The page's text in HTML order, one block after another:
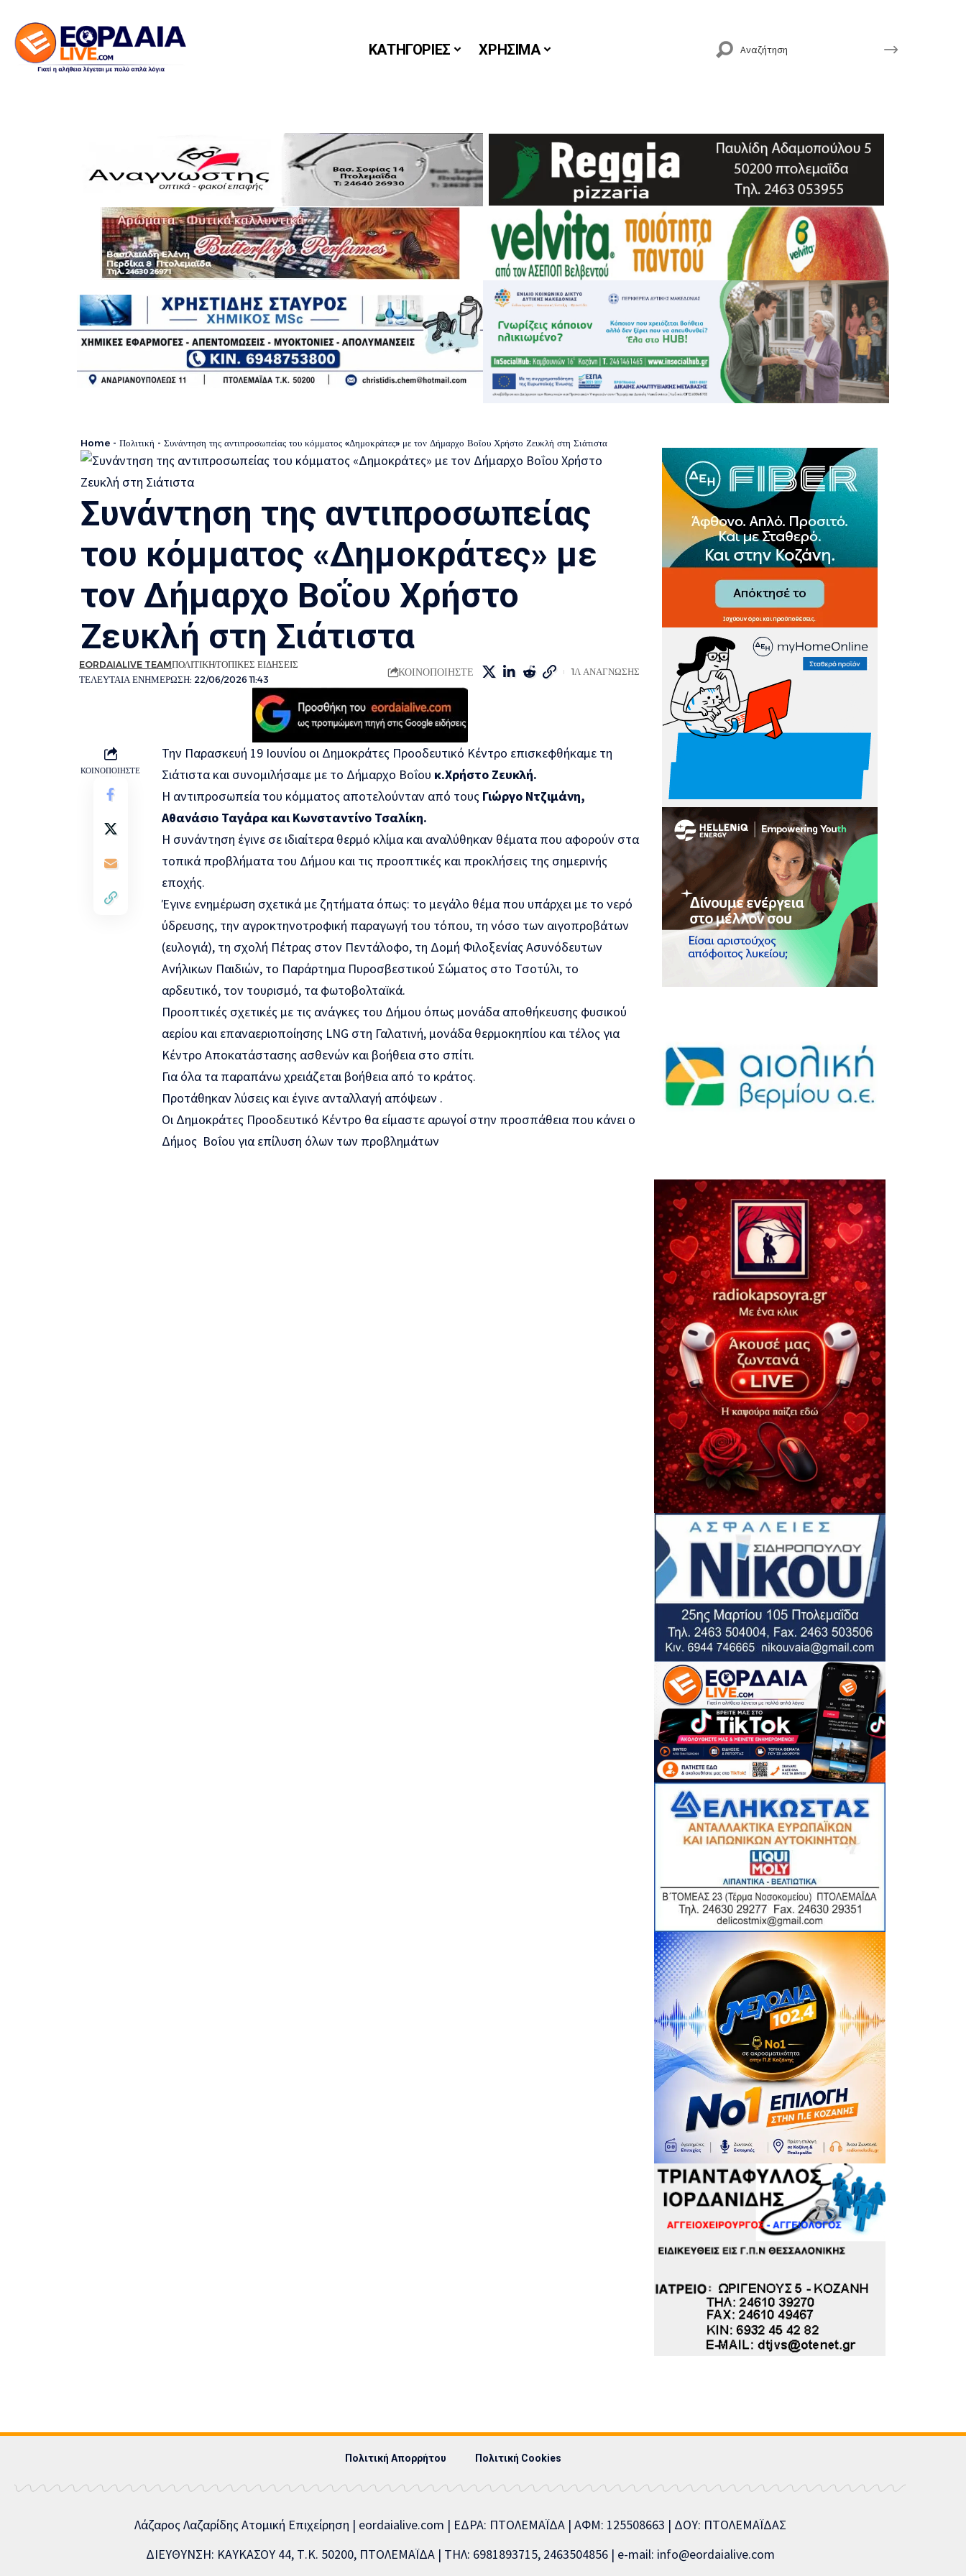
ΚΑΤΗΓΟΡΙΕΣ ΧΡΗΣΙΜΑ
Home - Πολιτική - Συνάντηση της αντιπροσωπείας του κόμματος «Δημοκράτες» με τον Δήμαρχο Βοΐου Χρήστο Ζευκλή στη Σιάτιστα
Συνάντηση της αντιπροσωπείας
του κόμματος «Δημοκράτες» με
τον Δήμαρχο Βοΐου Χρήστο
Ζευκλή στη Σιάτιστα
ΤΕΛΕΥΤΑΙΑ ΕΝΗΜΕΡΩΣΗ: 22/06/2026 11:43
EORDAIALIVE TEAMΠΟΛΙΤΙΚΗΤΟΠΙΚΕΣ ΕΙΔΗΣΕΙΣ
ΚΟΙΝΟΠΟΙΗΣΤΕ 1Λ ΑΝΑΓΝΩΣΗΣ
ΚΟΙΝΟΠΟΙΗΣΤΕ
Την Παρασκευή 19 Ιουνίου οι Δημοκράτες Προοδευτικό Κέντρο επισκεφθήκαμε τη
Σιάτιστα και συνομιλήσαμε με το Δήμαρχο Βοΐου κ.Χρήστο Ζευκλή.
Η αντιπροσωπεία του κόμματος αποτελούνταν από τους Γιώργο Ντζιμάνη,
Αθανάσιο Ταγάρα και Κωνσταντίνο Τσαλίκη.
Η συνάντηση έγινε σε ιδιαίτερα θερμό κλίμα και αναλύθηκαν θέματα που αφορούν στα
τοπικά προβλήματα του Δήμου και τις προοπτικές και προκλήσεις της σημερινής
εποχής.
Έγινε ενημέρωση σχετικά με ζητήματα όπως: το μεγάλο θέμα που υπάρχει με το νερό
ύδρευσης, την αγροκτηνοτροφική παραγωγή του τόπου, τη νόσο των αιγοπροβάτων
(ευλογιά), τη σχολή Πέτρας στον Πεντάλοφο, τη Δομή Φιλοξενίας Ασυνόδευτων
Ανήλικων Παιδιών, το Παράρτημα Πυροσβεστικού Σώματος στο Τσοτύλι, το
αρδευτικό, τον τουρισμό, τα φωτοβολταϊκά.
Προοπτικές σχετικές με τις ανάγκες του Δήμου όπως μονάδα αποθήκευσης φυσικού
αερίου και επαναεριοποίησης LNG στη Γαλατινή, μονάδα θερμοκηπίου και τέλος για
Κέντρο Αποκατάστασης ασθενών και βοήθεια στο σπίτι.
Για όλα τα παραπάνω χρειάζεται βοήθεια από το κράτος.
Προτάθηκαν λύσεις και έγινε ανταλλαγή απόψεων .
Οι Δημοκράτες Προοδευτικό Κέντρο θα είμαστε αρωγοί στην προσπάθεια που κάνει ο
Δήμος Βοΐου για επίλυση όλων των προβλημάτων
Πολιτική Απορρήτου Πολιτική Cookies
Λάζαρος Λαζαρίδης Ατομική Επιχείρηση | eordaialive.com | ΕΔΡΑ: ΠΤΟΛΕΜΑΪΔΑ | ΑΦΜ: 125508663 | ΔΟΥ: ΠΤΟΛΕΜΑΪΔΑΣ
ΔΙΕΥΘΥΝΣΗ: ΚΑΥΚΑΣΟΥ 44, Τ.Κ. 50200, ΠΤΟΛΕΜΑΪΔΑ | ΤΗΛ: 6981893715, 2463504856 | e-mail: info@eordaialive.com